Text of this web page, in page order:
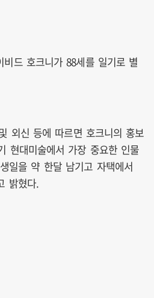
드 호크니가 88세를 일기로 별
외신 등에 따르면 호크니의 홍보
현대미술에서 가장 중요한 인물
일을 약 한달 남기고 자택에서
밝혔다.